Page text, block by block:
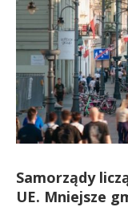
Samorządy
UE. Mniejsze